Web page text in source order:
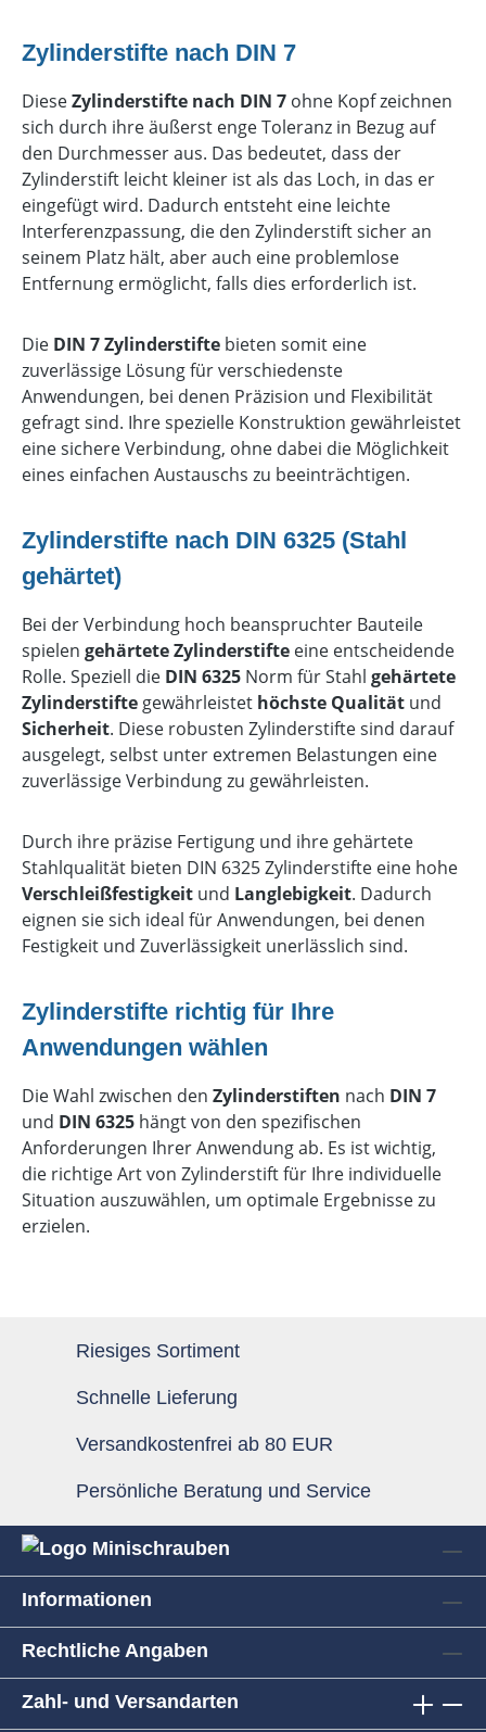
Zylinderstifte nach DIN 7
DieseZylinderstifte nach DIN 7 ohne Kopf zeichnen
sich durch ihre äußerst enge Toleranz in Bezug auf
den Durchmesser aus. Das bedeutet, dass der
Zylinderstift leicht kleiner ist als das Loch, in das er
eingefügt wird. Dadurch entsteht eine leichte
Interferenzpassung, die den Zylinderstift sicher an
seinem Platz hält, aber auch eine problemlose
Entfernung ermöglicht, falls dies erforderlich ist.
Die DIN 7 Zylinderstifte bieten somit eine
zuverlässige Lösung für verschiedenste
Anwendungen, bei denen Präzision und Flexibilität
gefragt sind. Ihre spezielle Konstruktion gewährleistet
eine sichere Verbindung, ohne dabei die Möglichkeit
eines einfachen Austauschs zu beeinträchtigen.
Zylinderstifte nach DIN 6325 (Stahl
gehärtet)
Bei der Verbindung hoch beanspruchter Bauteile
spielen gehärtete Zylinderstifte eine entscheidende
Rolle. Speziell die DIN 6325 Norm für Stahl gehärtete
Zylinderstifte gewährleistet höchste Qualität und
Sicherheit. Diese robusten Zylinderstifte sind darauf
ausgelegt, selbst unter extremen Belastungen eine
zuverlässige Verbindung zu gewährleisten.
Durch ihre präzise Fertigung und ihre gehärtete
Stahlqualität bieten DIN 6325 Zylinderstifte eine hohe
Verschleißfestigkeit und Langlebigkeit. Dadurch
eignen sie sich ideal für Anwendungen, bei denen
Festigkeit und Zuverlässigkeit unerlässlich sind.
Zylinderstifte richtig für Ihre
Anwendungen wählen
Die Wahl zwischen den Zylinderstiften nach DIN 7
und DIN 6325 hängt von den spezifischen
Anforderungen Ihrer Anwendung ab. Es ist wichtig,
die richtige Art von Zylinderstift für Ihre individuelle
Situation auszuwählen, um optimale Ergebnisse zu
erzielen.
Riesiges Sortiment
Schnelle Lieferung
Versandkostenfrei ab 80 EUR
Persönliche Beratung und Service
Informationen
Rechtliche Angaben
Zahl- und Versandarten